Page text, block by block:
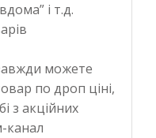
і т.д.
можете
по дроп ціні,
з акційних
канал